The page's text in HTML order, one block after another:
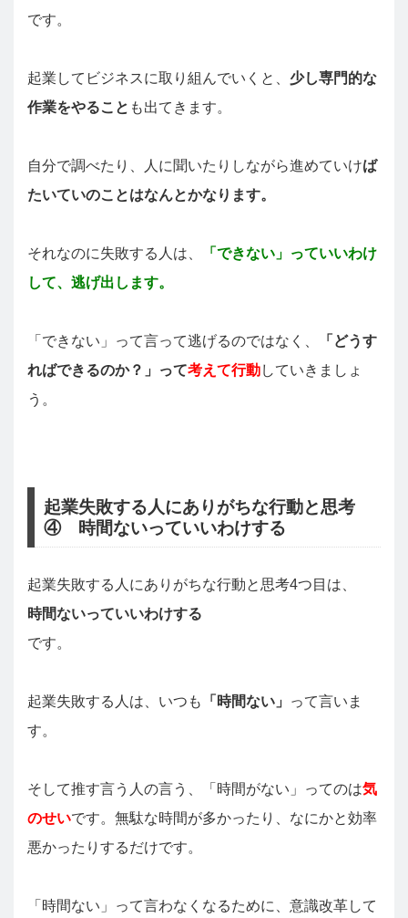
です。
起業してビジネスに取り組んでいくと、 少し専門的な
作業をやること も出てきます。
自分で調べたり、人に聞いたりしながら進めていけば
たいていのことはなんとかなります。
それなのに失敗する人は、
「できない」っていいわけ
して、逃げ出します。
「できない」って言って逃げるのではなく、
「どうす
ればできるのか？」って考えて行動していきましょ
う。
起業失敗する人にありがちな行動と思考
④ 時間ないっていいわけする
起業失敗する人にありがちな行動と思考4つ目は、
時間ないっていいわけする
です。
起業失敗する人は、いつも 「時間ない」
って言いま
す。
そして推す言う人の言う、「時間がない」ってのは気
のせいです。無駄な時間が多かったり、なにかと効率
悪かったりするだけです。
「時間ない」って言わなくなるために、意識改革して